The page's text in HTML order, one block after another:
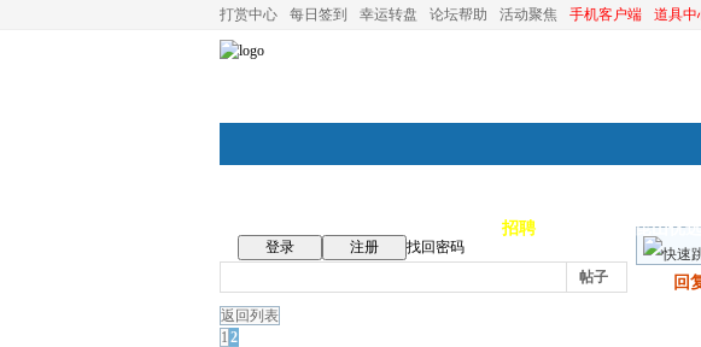
打赏中心 每日签到 幸运转盘 论坛帮助 活动聚焦 手机客户端 道具中
招聘 昆山优选
登录 注册
找回密码
帖子
回
返回列表
1 2